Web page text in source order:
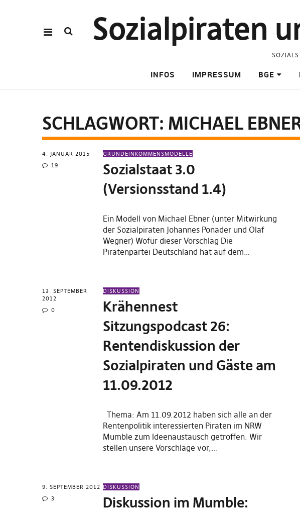
Sozialpiraten
INFOS IMPRESSUM BGE
SCHLAGWORT: MICHAEL
4. JANUAR 2015
19
GRUNDEINKOMMENSMODELLE
Sozialstaat 3.0
(Versionsstand 1.4)
Ein Modell von Michael Ebner (unter Mitwirkung
der Sozialpiraten Johannes Ponader und Olaf
Wegner) Wofür dieser Vorschlag Die
Piratenpartei Deutschland hat auf dem…
13. SEPTEMBER
2012
0
DISKUSSION
Krähennest
Sitzungspodcast 26:
Rentendiskussion der
Sozialpiraten und Gäste am
11.09.2012
Thema: Am 11.09.2012 haben sich alle an der
Rentenpolitik interessierten Piraten im NRW
Mumble zum Ideenaustausch getroffen. Wir
stellen unsere Vorschläge vor,…
9. SEPTEMBER 2012
3
DISKUSSION
Diskussion im Mumble: